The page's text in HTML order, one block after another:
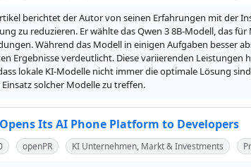
berichtet der Autor von seinen Erfahrungen mit der
zu reduzieren. Er wählte das Qwen 3 8B-Modell, das
Während das Modell in einigen Aufgaben besser
Ergebnisse verdeutlicht. Diese variierenden
lokale KI-Modelle nicht immer die optimale Lösung
solcher Modelle zu treffen.
Its AI Phone Platform to Developers
openPR KI Unternehmen, Markt & Investments